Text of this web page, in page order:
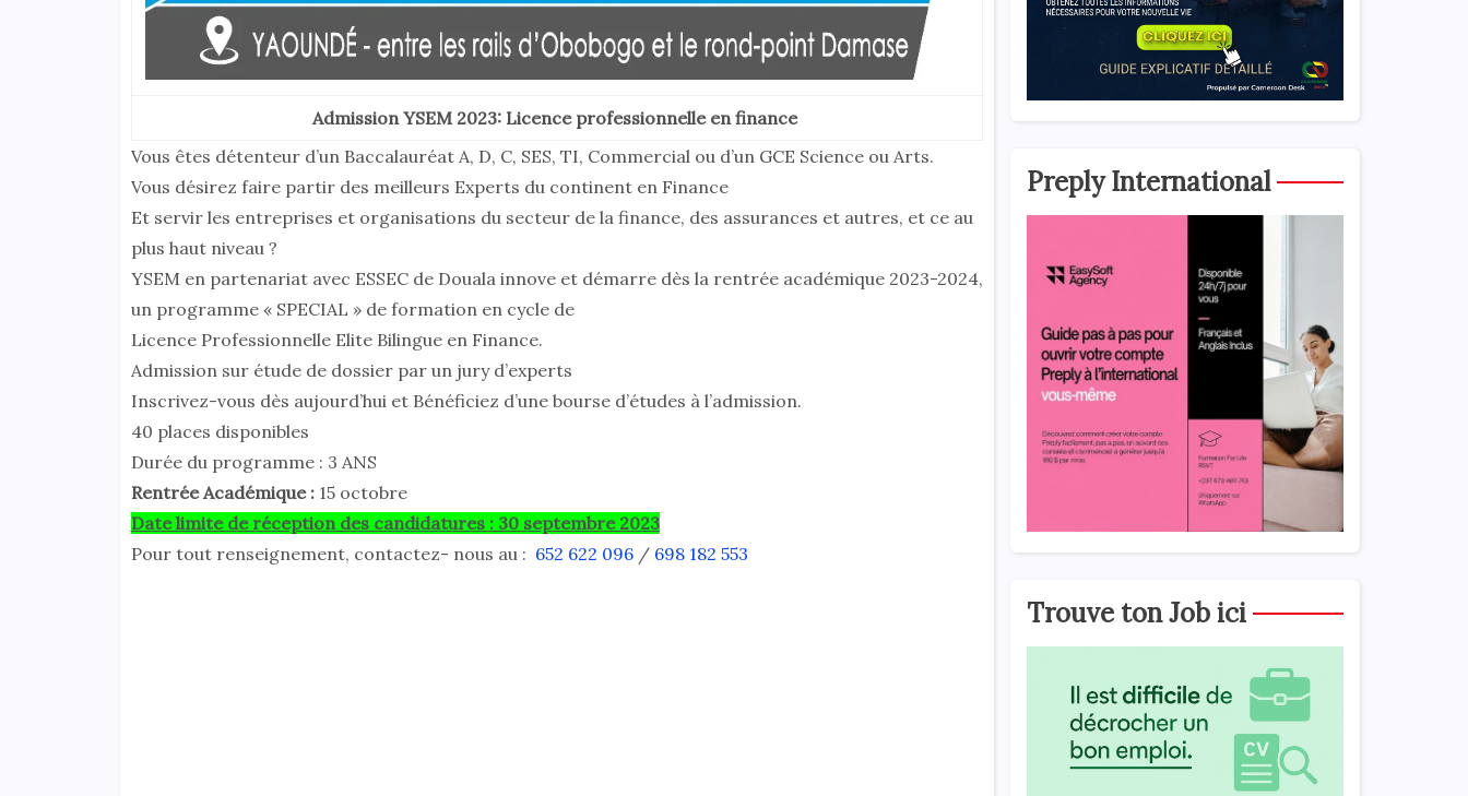
Admission YSEM 2023: Licence professionnelle en finance
Vous êtes détenteur d’un Baccalauréat A, D, C, SES, TI, Commercial ou d’un GCE Science ou Arts.
Vous désirez faire partir des meilleurs Experts du continent en Finance
Et servir les entreprises et organisations du secteur de la finance, des assurances et autres, et ce au
plus haut niveau ?
YSEM en partenariat avec ESSEC de Douala innove et démarre dès la rentrée académique 2023-2024,
un programme « SPECIAL » de formation en cycle de
Licence Professionnelle Elite Bilingue en Finance.
Admission sur étude de dossier par un jury d’experts
Inscrivez-vous dès aujourd’hui et Bénéficiez d’une bourse d’études à l’admission.
40 places disponibles
Durée du programme : 3 ANS
Rentrée Académique : 15 octobre
Date limite de réception des candidatures : 30 septembre 2023
Pour tout renseignement, contactez- nous au : 652 622 096/ 698 182 553
Preply International
Trouve ton Job ici